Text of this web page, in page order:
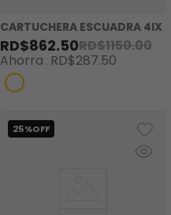
CARTUCHERA ESCUADRA 4IX
RD$862.50RD$1150.00
Ahorra RD$287.50